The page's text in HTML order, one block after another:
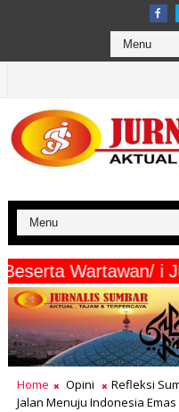
Beserta
Home Opini
Refleksi
Jalan Menuju Indonesia Emas